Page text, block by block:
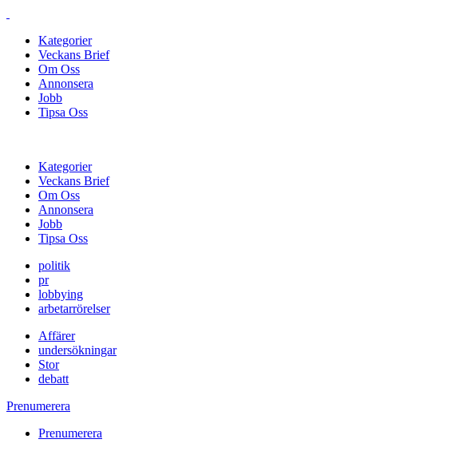
Kategorier
Veckans Brief
Om Oss
Annonsera
Jobb
Tipsa Oss
Kategorier
Veckans Brief
Om Oss
Annonsera
Jobb
Tipsa Oss
politik
pr
lobbying
arbetarrörelser
Affärer
undersökningar
Stor
debatt
Prenumerera
Prenumerera